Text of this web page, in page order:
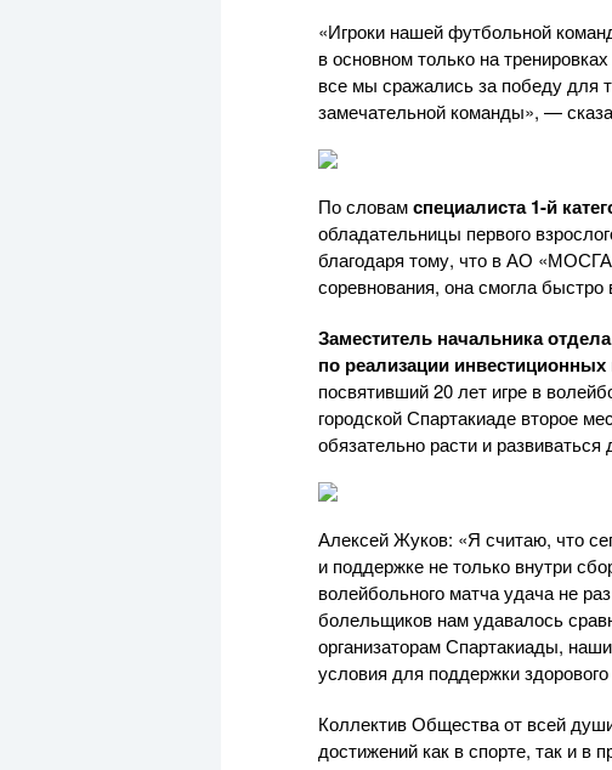
«Игроки нашей футбольной
в основном только на
все мы сражались за победу для
замечательной команды», —
По словамспециалиста 1-й
обладательницы первого
благодаря тому, что вАО
соревнования, она смогла
Заместитель начальника
по реализации
посвятивший 20 лет игре в
городской Спартакиаде второе
обязательно расти и
Алексей Жуков: «Я считаю, что
и поддержке не только внутри
волейбольного матча удача не
болельщиков нам удавалось
организаторам Спартакиады,
условия для поддержки
Коллектив Общества от всей
достижений как в спорте, так и в